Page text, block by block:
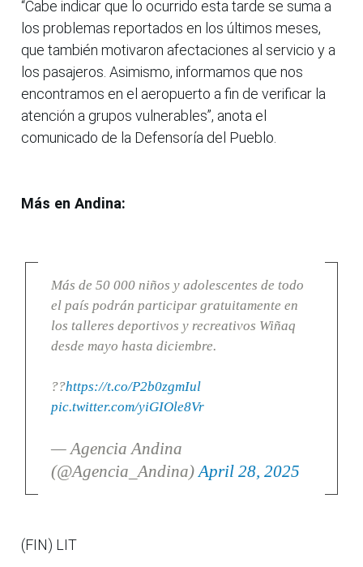
“Cabe indicar que lo ocurrido esta tarde se suma a
los problemas reportados en los últimos meses,
que también motivaron afectaciones al servicio y a
los pasajeros. Asimismo, informamos que nos
encontramos en el aeropuerto a fin de verificar la
atención a grupos vulnerables”, anota el
comunicado de la Defensoría del Pueblo.
Más en Andina:
Más de 50 000 niños y adolescentes de todo
el país podrán participar gratuitamente en
los talleres deportivos y recreativos Wiñaq
desde mayo hasta diciembre.
??https://t.co/P2b0zgmIul
pic.twitter.com/yiGIOle8Vr
— Agencia Andina
(@Agencia_Andina) April 28, 2025
(FIN) LIT